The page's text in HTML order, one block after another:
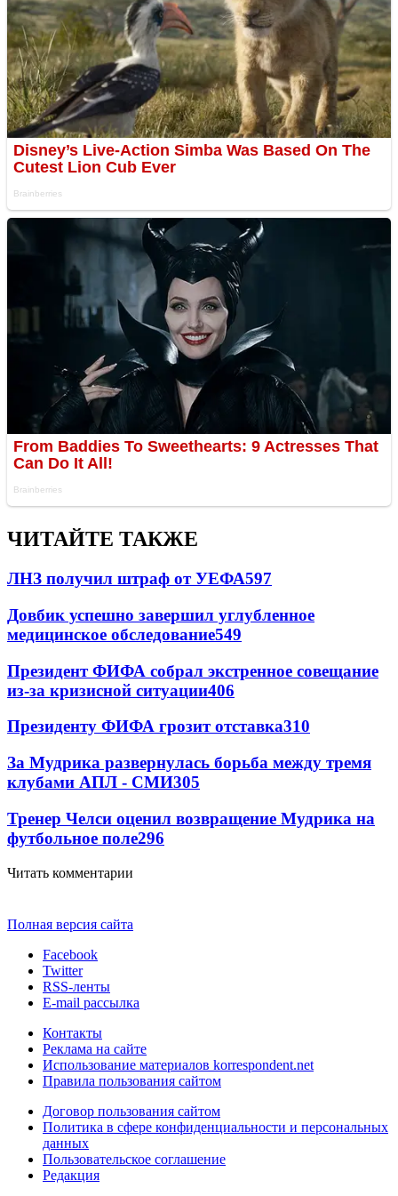
ЧИТАЙТЕ ТАКЖЕ
ЛНЗ получил штраф от УЕФА597
Довбик успешно завершил углубленное
медицинское обследование549
Президент ФИФА собрал экстренное совещание
из-за кризисной ситуации406
Президенту ФИФА грозит отставка310
За Мудрика развернулась борьба между тремя
клубами АПЛ - СМИ305
Тренер Челси оценил возвращение Мудрика на
футбольное поле296
Читать комментарии
Полная версия сайта
Facebook
Twitter
RSS-ленты
E-mail рассылка
Контакты
Реклама на сайте
Использование материалов korrespondent.net
Правила пользования сайтом
Договор пользования сайтом
Политика в сфере конфиденциальности и персональных
данных
Пользовательское соглашение
Редакция